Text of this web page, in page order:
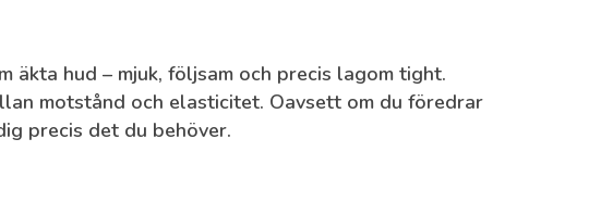
äkta hud – mjuk, följsam och precis lagom tight.
motstånd och elasticitet. Oavsett om du föredrar
precis det du behöver.